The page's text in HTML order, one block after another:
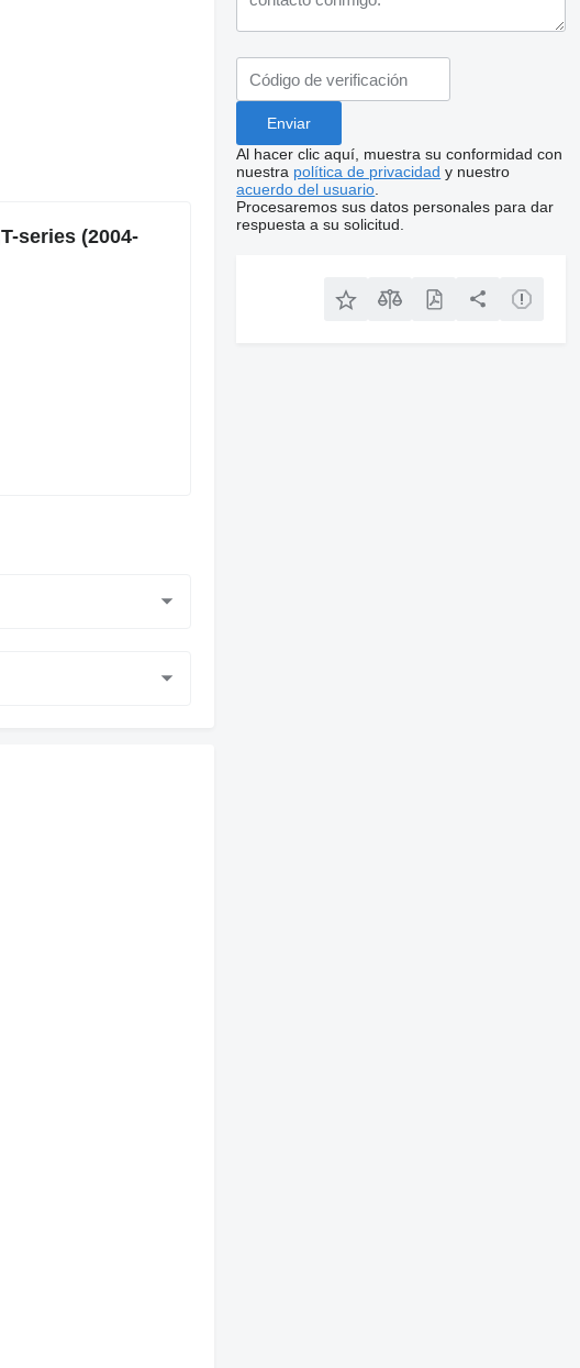
series (2004-
Al hacer clic aquí, muestra su conformidad con
nuestra política de privacidad y nuestro
acuerdo del usuario
Procesaremos sus datos personales para dar
respuesta a su solicitud.